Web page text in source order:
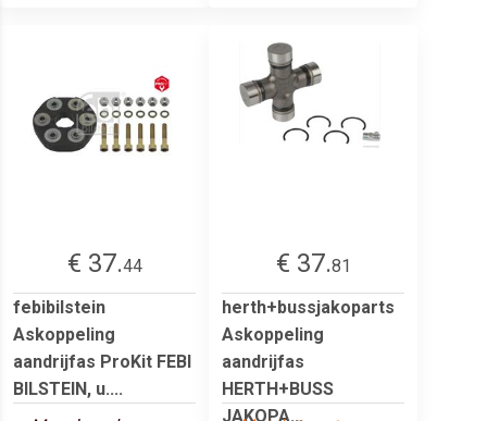
€ 37.44
febibilstein
Askoppeling
aandrijfas ProKit FEBI
BILSTEIN, u....
€ 37.81
herth+bussjakoparts
Askoppeling
aandrijfas
HERTH+BUSS
JAKOPA...